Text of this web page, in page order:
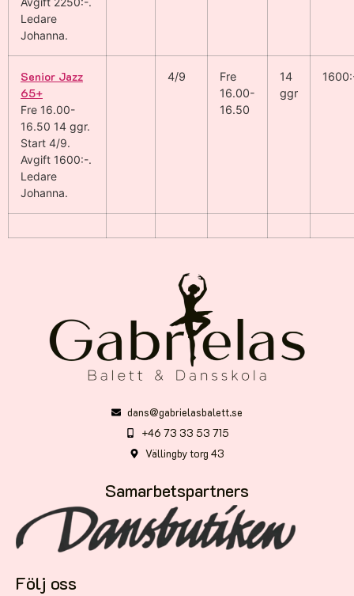
Ledare
Johanna.
Senior Jazz
65+
Fre 16.00-
16.50 14 ggr.
Start 4/9.
Avgift 1600:-.
Ledare
Johanna.
4/9
Fre
16.00-
16.50
14
ggr
dans@gabrielasbalett.se
+46 73 33 53 715
Vällingby torg 43
Samarbetspartners
Följ oss